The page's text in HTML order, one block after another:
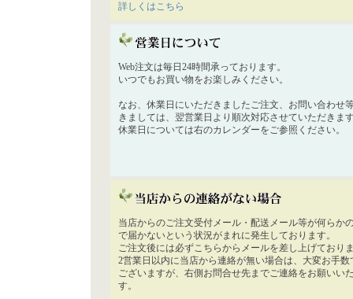
詳しくはこちら
Web注文は毎日24時間承っております。
いつでもお買い物をお楽しみください。
なお、休業日にいただきましたご注文、お問い合わせ
きましては、翌営業日より順次対応させていただきま
休業日については右のカレンダーをご参照ください。
当店からのご注文受付メール・配送メール等が何らか
で届かないという状況がまれに発生しております。
ご注文後には必ずこちらからメールを差し上げており
2営業日以内に当店から連絡が無い場合は、大変お手数
ございますが、右側お問合せ先までご連絡をお願いい
す。